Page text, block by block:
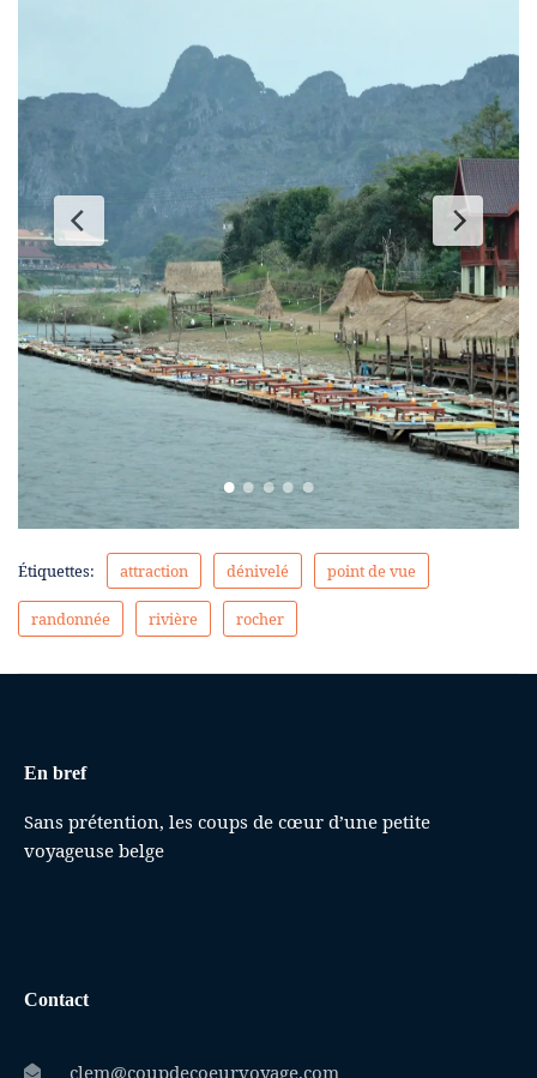
Étiquettes: attraction dénivelé point de vue
randonnée rivière rocher
En bref
Sans prétention, les coups de cœur d’une petite
voyageuse belge
Contact
clem@coupdecoeurvoyage.com